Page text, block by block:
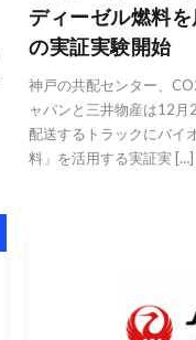
ディーゼル燃料
の実証実験開始
神戸の共配センター、
ャパンと三井物産は12月
配送するトラックにバイ
料」を活用する実証実 […]